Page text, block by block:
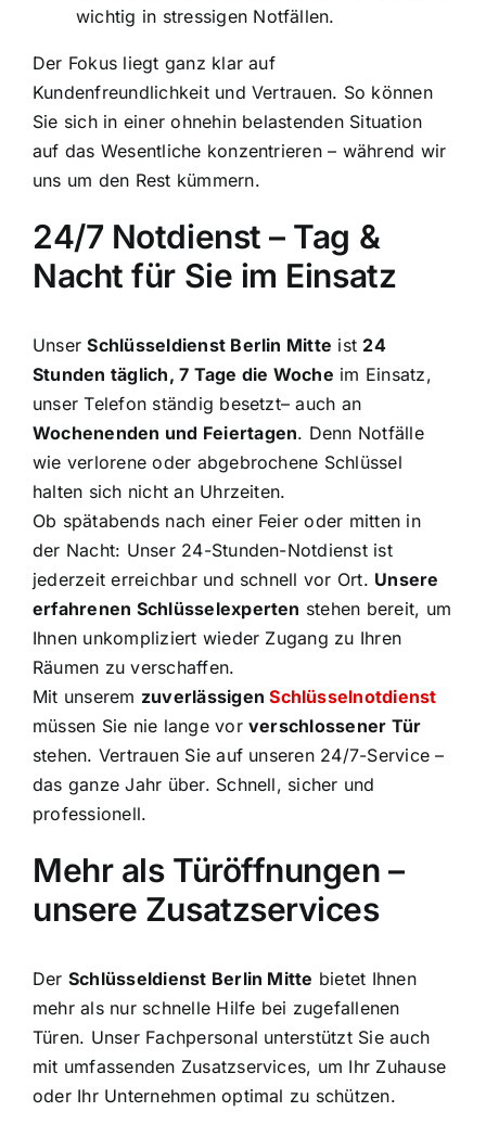
wichtig in stressigen Notfällen.
Der Fokus liegt ganz klar auf
Kundenfreundlichkeit und Vertrauen. So können
Sie sich in einer ohnehin belastenden Situation
auf das Wesentliche konzentrieren – während wir
uns um den Rest kümmern.
24/7 Notdienst – Tag &
Nacht für Sie im Einsatz
UnserSchlüsseldienst Berlin Mitte ist 24
Stunden täglich, 7 Tage die Woche im Einsatz,
unser Telefon ständig besetzt– auch an
Wochenenden und Feiertagen. Denn Notfälle
wie verlorene oder abgebrochene Schlüssel
halten sich nicht an Uhrzeiten.
Ob spätabends nach einer Feier oder mitten in
der Nacht: Unser 24-Stunden-Notdienst ist
jederzeit erreichbar und schnell vor Ort. Unsere
erfahrenen Schlüsselexperten stehen bereit, um
Ihnen unkompliziert wieder Zugang zu Ihren
Räumen zu verschaffen.
Mit unserem zuverlässigenSchlüsselnotdienst
müssen Sie nie lange vorverschlossener Tür
stehen. Vertrauen Sie auf unseren 24/7-Service –
das ganze Jahr über. Schnell, sicher und
professionell.
Mehr als Türöffnungen –
unsere Zusatzservices
Der Schlüsseldienst Berlin Mitte bietet Ihnen
mehr als nur schnelle Hilfe bei zugefallenen
Türen. Unser Fachpersonal unterstützt Sie auch
mit umfassenden Zusatzservices, um Ihr Zuhause
oder Ihr Unternehmen optimal zu schützen.